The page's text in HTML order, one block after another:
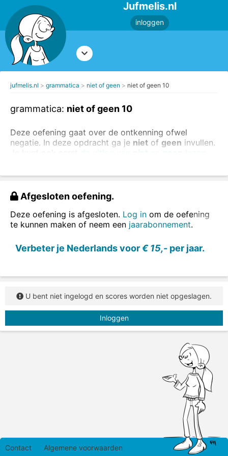
Jufmelis.nl
inloggen
jufmelis.nl grammatica niet of geen niet of geen 10
grammatica: niet of geen 10
Deze oefening gaat over de ontkenning ofwel
negatie. In deze opdracht ga je niet of geen invullen.
niet
Zet het woord
Afgesloten oefening.
Deze oefening is afgesloten. Log in om de oefening
te kunnen maken of neem een jaarabonnement.
Verbeter je Nederlands voor€ 15,- per jaar.
U bent niet ingelogd en scores worden niet opgeslagen.
Inloggen
Contact Algemene voorwaarden